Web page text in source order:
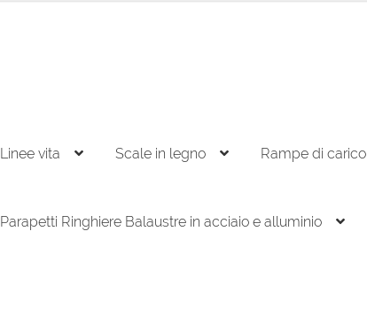
Linee vita Scale in legno Rampe di carico
Parapetti Ringhiere Balaustre in acciaio e alluminio